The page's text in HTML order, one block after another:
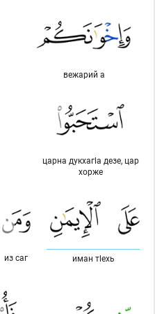
вежарий а
царна дукхагlа дезе, цар
хорже
иман тlехь
из саг